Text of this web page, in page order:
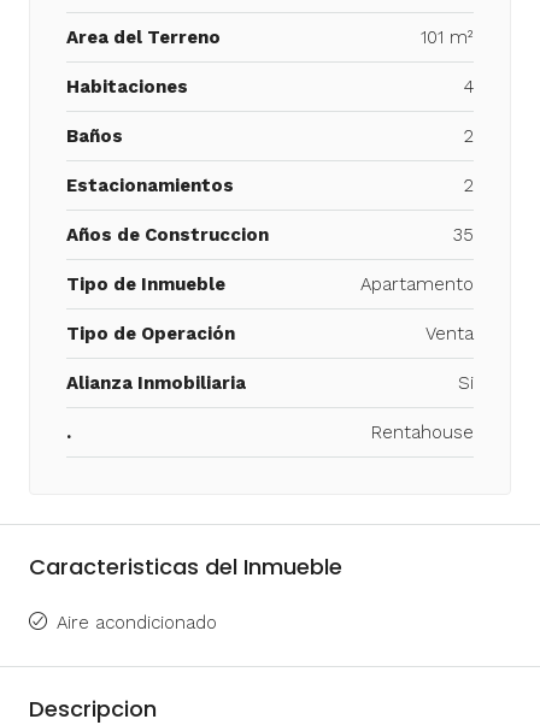
Area del Terreno 101 m²
Habitaciones 4
Baños 2
Estacionamientos 2
Años de Construccion 35
Tipo de Inmueble Apartamento
Tipo de Operación Venta
Alianza Inmobiliaria Si
. Rentahouse
Caracteristicas del Inmueble
Aire acondicionado
Descripcion